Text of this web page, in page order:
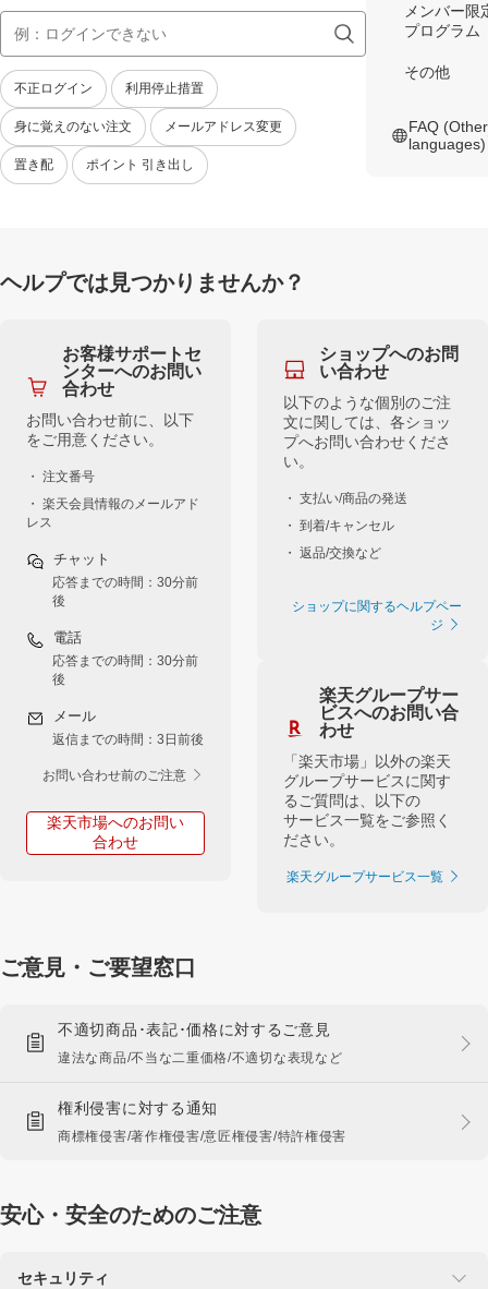
不正ログイン 利用停止措置
身に覚えのない注文 メールアドレス変更
置き配 ポイント 引き出し
メンバー限
プログラム
その他
FAQ (Other
languages)
ヘルプでは見つかりませんか？
お客様サポートセ
ンターへのお問い
合わせ
お問い合わせ前に、以下
をご用意ください。
・ 注文番号
・ 楽天会員情報のメールアド
レス
チャット
応答までの時間：30分前
後
電話
応答までの時間：30分前
後
メール
返信までの時間：3日前後
お問い合わせ前のご注意
楽天市場へのお問い
合わせ
ショップへのお問
い合わせ
以下のような個別のご注
文に関しては、各ショッ
プへお問い合わせくださ
い。
・ 支払い/商品の発送
・ 到着/キャンセル
・ 返品/交換など
ショップに関するヘルプペー
ジ
楽天グループサー
ビスへのお問い合
わせ
「楽天市場」以外の楽天
グループサービスに関す
るご質問は、以下の
サービス一覧をご参照く
ださい。
楽天グループサービス一覧
ご意見・ご要望窓口
不適切商品･表記･価格に対するご意見
違法な商品/不当な二重価格/不適切な表現など
権利侵害に対する通知
商標権侵害/著作権侵害/意匠権侵害/特許権侵害
安心・安全のためのご注意
セキュリティ